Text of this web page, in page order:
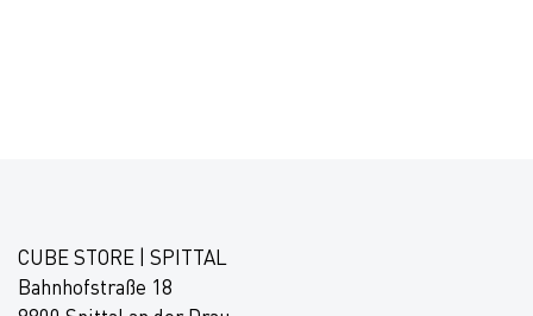
CUBE STORE | SPITTAL
Bahnhofstraße 18